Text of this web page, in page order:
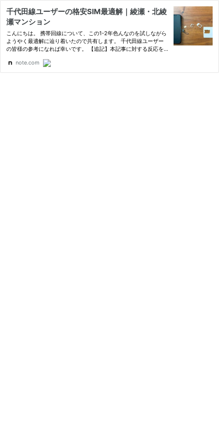
千代田線ユーザーの格安SIM最適解｜綾瀬・北綾
瀬マンション
こんにちは。 携帯回線について、この1-2年色んなのを試しながら
ようやく最適解に辿り着いたので共有します。 千代田線ユーザー
の皆様の参考になれば幸いです。 【追記】本記事に対する反応を
note.com